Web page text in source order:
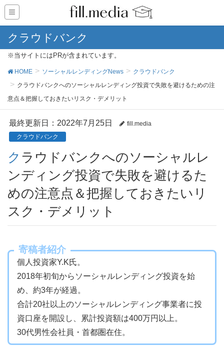
クラウドバンク
※当サイトにはPRが含まれています。
HOME ソーシャルレンディングNews
クラウドバンク
クラウドバンクへのソーシャルレンディング投資で失敗を避けるための注
意点＆把握しておきたいリスク・デメリット
最終更新日：2022年7月25日
fill.media
クラウドバンク
クラウドバンクへのソーシャルレ
ンディング投資で失敗を避けるた
めの注意点＆把握しておきたいリ
スク・デメリット
寄稿者紹介
個人投資家Y.K氏。
2018年初旬からソーシャルレンディング投資を始
め、約3年が経過。
合計20社以上のソーシャルレンディング事業者に投
資口座を開設し、累計投資額は400万円以上。
30代男性会社員・首都圏在住。